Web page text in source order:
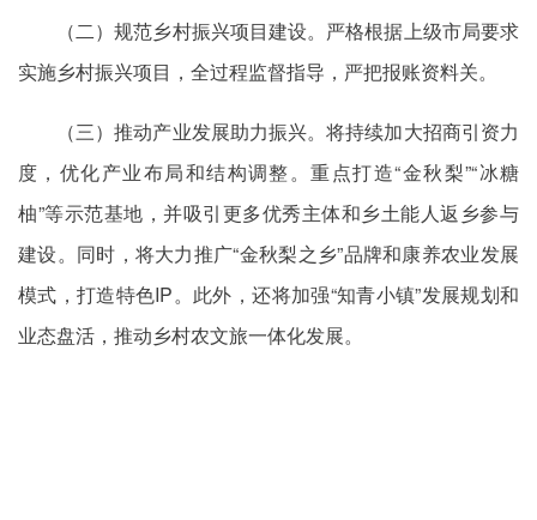
（二）规范乡村振兴项目建设。严格根据上级市局要求
实施乡村振兴项目，全过程监督指导，严把报账资料关。
（三）推动产业发展助力振兴。将持续加大招商引资力
度，优化产业布局和结构调整。重点打造“金秋梨”“冰糖
柚”等示范基地，并吸引更多优秀主体和乡土能人返乡参与
建设。同时，将大力推广“金秋梨之乡”品牌和康养农业发展
模式，打造特色IP。此外，还将加强“知青小镇”发展规划和
业态盘活，推动乡村农文旅一体化发展。